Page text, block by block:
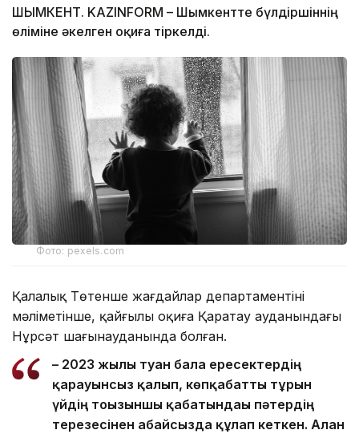
ШЫМКЕНТ. KAZINFORM – Шымкентте бүлдіршіннің
өліміне әкелген оқиға тіркелді.
Фото: pexels.com
Қалалық Төтенше жағдайлар департаментінің
мәліметінше, қайғылы оқиға Қаратау ауданындағы
Нұрсәт шағынауданында болған.
– 2023 жылы туған бала ересектердің
қарауынсыз қалып, көпқабатты тұрғын
үйдің тоғызыншы қабатындағы пәтердің
терезесінен абайсызда құлап кеткен. Алған